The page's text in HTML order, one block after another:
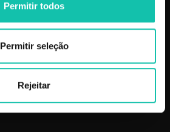
Permitir todos
Permitir seleção
Rejeitar
Sobre nós
Termos e condições
Fornecedores
Social